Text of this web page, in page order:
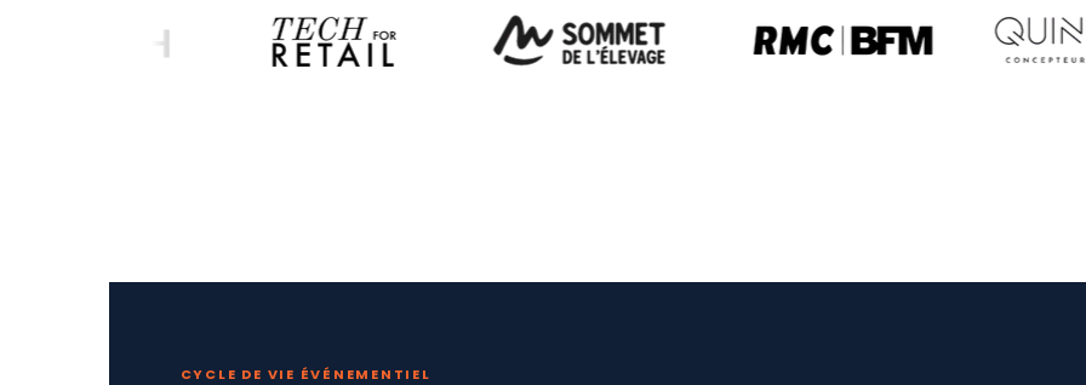
CYCLE DE VIE ÉVÉNEMENTIEL